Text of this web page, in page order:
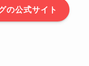
の公式サイト